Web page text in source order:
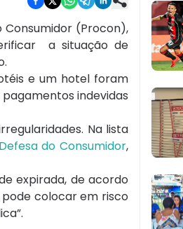
(Procon),
a situação de
e um hotel foram
indevidas
Na lista
do Consumidor,
expirada, de acordo
pode colocar em risco